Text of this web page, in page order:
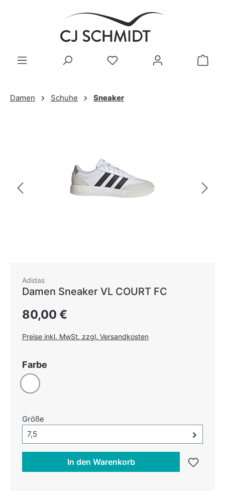
Zum Hauptinhalt springen
Damen Schuhe Sneaker
Adidas
Damen Sneaker VL COURT FC
Regulärer Preis:
80,00 €
Preise inkl. MwSt. zzgl. Versandkosten
Farbe
Weiß
Größe
Größe-Auswahl öffnen, aktuell ausgewählt:
7,5
In den Warenkorb